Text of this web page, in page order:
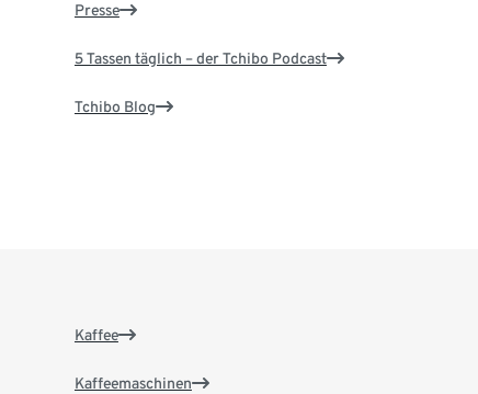
Presse
5 Tassen täglich – der Tchibo Podcast
Tchibo Blog
Kaffee
Kaffeemaschinen